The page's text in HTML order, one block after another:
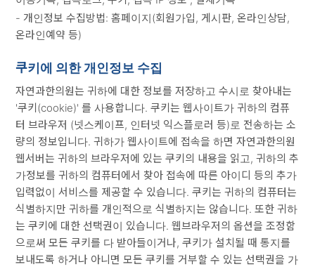
- 개인정보 수집방법: 홈페이지(회원가입, 게시판, 온라인상담,
온라인예약 등)
쿠키에 의한 개인정보 수집
자연과한의원는 귀하에 대한 정보를 저장하고 수시로 찾아내는
'쿠키(cookie)' 를 사용합니다. 쿠키는 웹사이트가 귀하의 컴퓨
터 브라우저 (넷스케이프, 인터넷 익스플로러 등)로 전송하는 소
량의 정보입니다. 귀하가 웹사이트에 접속을 하면 자연과한의원
웹서버는 귀하의 브라우저에 있는 쿠키의 내용을 읽고, 귀하의 추
가정보를 귀하의 컴퓨터에서 찾아 접속에 따른 아이디 등의 추가
입력없이 서비스를 제공할 수 있습니다. 쿠키는 귀하의 컴퓨터는
식별하지만 귀하를 개인적으로 식별하지는 않습니다. 또한 귀하
는 쿠키에 대한 선택권이 있습니다. 웹브라우저의 옵션을 조정함
으로써 모든 쿠키를 다 받아들이거나, 쿠키가 설치될 때 통지를
보내도록 하거나 아니면 모든 쿠키를 거부할 수 있는 선택권을 가